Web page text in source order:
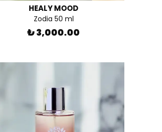
HEALY MOOD
Zodia 50 ml
₺ 3,000.00